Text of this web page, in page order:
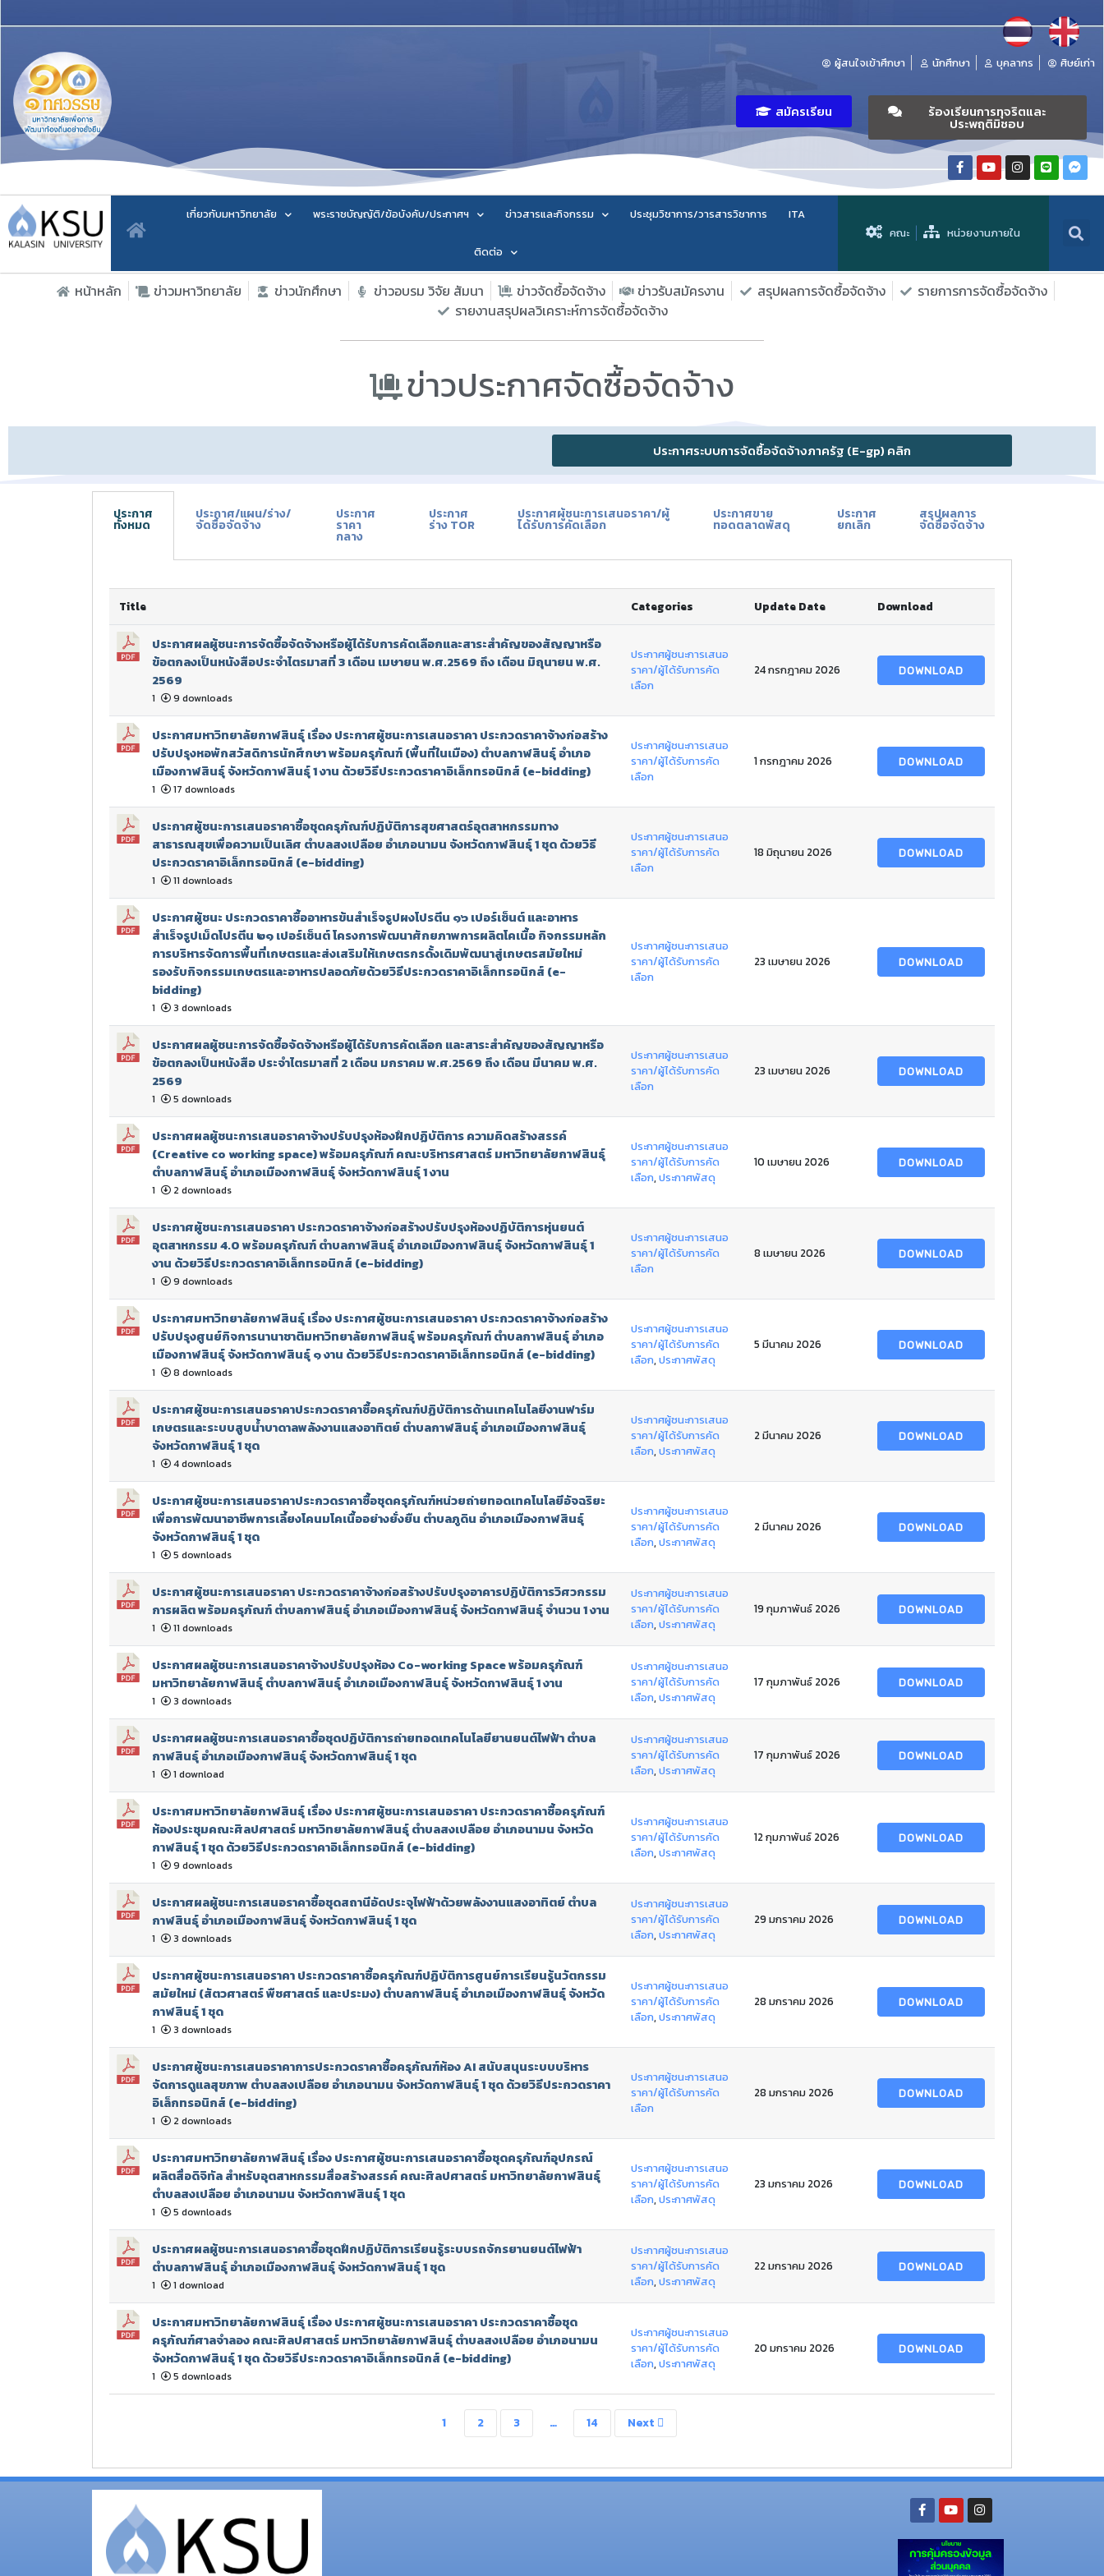
ผู้สนใจเข้าศึกษา นักศึกษา บุคลากร ศิษย์เก่า
สมัครเรียน ร้องเรียนการทุจริตและ
ประพฤติมิชอบ
เกี่ยวกับมหาวิทยาลัย พระราชบัญญัติ/ข้อบังคับ/ประกาศฯ ข่าวสารและกิจกรรม ประชุมวิชาการ/วารสารวิชาการ ITA
ติดต่อ
คณะ หน่วยงานภายใน
หน้าหลัก ข่าวมหาวิทยาลัย ข่าวนักศึกษา ข่าวอบรม วิจัย สัมนา ข่าวจัดซื้อจัดจ้าง ข่าวรับสมัครงาน สรุปผลการจัดซื้อจัดจ้าง
รายการการจัดซื้อจัดจ้าง
รายงานสรุปผลวิเคราะห์การจัดซื้อจัดจ้าง
ข่าวประกาศจัดซื้อจัดจ้าง​
ประกาศระบบการจัดซื้อจัดจ้างภาครัฐ (E-gp) คลิก
ประกาศ
ทั้งหมด
ประกาศ/แผน/ร่าง/
จัดซื้อจัดจ้าง
ประกาศ
ราคา
กลาง
ประกาศ
ร่าง TOR
ประกาศผู้ชนะการเสนอราคา/ผู้
ได้รับการคัดเลือก
ประกาศขาย
ทอดตลาดพัสดุ
ประกาศ
ยกเลิก
สรุปผลการ
จัดซื้อจัดจ้าง
Title Categories Update Date Download
ประกาศผลผู้ชนะการจัดซื้อจัดจ้างหรือผู้ได้รับการคัดเลือกและสาระสำคัญของสัญญาหรือ
ข้อตกลงเป็นหนังสือประจำไตรมาสที่ 3 เดือน เมษายน พ.ศ.2569 ถึง เดือน มิถุนายน พ.ศ.
2569
1 9 downloads
ประกาศผู้ชนะการเสนอ
ราคา/ผู้ได้รับการคัด
เลือก
24 กรกฎาคม 2026 DOWNLOAD
ประกาศมหาวิทยาลัยกาฬสินธุ์ เรื่อง ประกาศผู้ชนะการเสนอราคา ประกวดราคาจ้างก่อสร้าง
ปรับปรุงหอพักสวัสดิการนักศึกษา พร้อมครุภัณฑ์ (พื้นที่ในเมือง) ตำบลกาฬสินธุ์ อำเภอ
เมืองกาฬสินธุ์ จังหวัดกาฬสินธุ์ 1 งาน ด้วยวิธีประกวดราคาอิเล็กทรอนิกส์ (e-bidding)
1 17 downloads
ประกาศผู้ชนะการเสนอ
ราคา/ผู้ได้รับการคัด
เลือก
1 กรกฎาคม 2026 DOWNLOAD
ประกาศผู้ชนะการเสนอราคาซื้อชุดครุภัณฑ์ปฏิบัติการสุขศาสตร์อุตสาหกรรมทาง
สาธารณสุขเพื่อความเป็นเลิศ ตำบลสงเปลือย อำเภอนามน จังหวัดกาฬสินธุ์ 1 ชุด ด้วยวิธี
ประกวดราคาอิเล็กทรอนิกส์ (e-bidding)
1 11 downloads
ประกาศผู้ชนะการเสนอ
ราคา/ผู้ได้รับการคัด
เลือก
18 มิถุนายน 2026 DOWNLOAD
ประกาศผู้ชนะ ประกวดราคาซื้ออาหารข้นสำเร็จรูปผงโปรตีน ๑๖ เปอร์เซ็นต์ และอาหาร
สำเร็จรูปเม็ดโปรตีน ๒๑ เปอร์เซ็นต์ โครงการพัฒนาศักยภาพการผลิตโคเนื้อ กิจกรรมหลัก
การบริหารจัดการพื้นที่เกษตรและส่งเสริมให้เกษตรกรดั้งเดิมพัฒนาสู่เกษตรสมัยใหม่
รองรับกิจกรรมเกษตรและอาหารปลอดภัยด้วยวิธีประกวดราคาอิเล็กทรอนิกส์ (e-
bidding)
1 3 downloads
ประกาศผู้ชนะการเสนอ
ราคา/ผู้ได้รับการคัด
เลือก
23 เมษายน 2026 DOWNLOAD
ประกาศผลผู้ชนะการจัดซื้อจัดจ้างหรือผู้ได้รับการคัดเลือก และสาระสำคัญของสัญญาหรือ
ข้อตกลงเป็นหนังสือ ประจำไตรมาสที่ 2 เดือน มกราคม พ.ศ.2569 ถึง เดือน มีนาคม พ.ศ.
2569
1 5 downloads
ประกาศผู้ชนะการเสนอ
ราคา/ผู้ได้รับการคัด
เลือก
23 เมษายน 2026 DOWNLOAD
ประกาศผลผู้ชนะการเสนอราคาจ้างปรับปรุงห้องฝึกปฏิบัติการ ความคิดสร้างสรรค์
(Creative co working space) พร้อมครุภัณฑ์ คณะบริหารศาสตร์ มหาวิทยาลัยกาฬสินธุ์
ตำบลกาฬสินธุ์ อำเภอเมืองกาฬสินธุ์ จังหวัดกาฬสินธุ์ 1 งาน
1 2 downloads
ประกาศผู้ชนะการเสนอ
ราคา/ผู้ได้รับการคัด
เลือก,ประกาศพัสดุ
10 เมษายน 2026 DOWNLOAD
ประกาศผู้ชนะการเสนอราคา ประกวดราคาจ้างก่อสร้างปรับปรุงห้องปฏิบัติการหุ่นยนต์
อุตสาหกรรม 4.0 พร้อมครุภัณฑ์ ตำบลกาฬสินธุ์ อำเภอเมืองกาฬสินธุ์ จังหวัดกาฬสินธุ์ 1
งาน ด้วยวิธีประกวดราคาอิเล็กทรอนิกส์ (e-bidding)
1 9 downloads
ประกาศผู้ชนะการเสนอ
ราคา/ผู้ได้รับการคัด
เลือก
8 เมษายน 2026 DOWNLOAD
ประกาศมหาวิทยาลัยกาฬสินธุ์ เรื่อง ประกาศผู้ชนะการเสนอราคา ประกวดราคาจ้างก่อสร้าง
ปรับปรุงศูนย์กิจการนานาชาติมหาวิทยาลัยกาฬสินธุ์ พร้อมครุภัณฑ์ ตำบลกาฬสินธุ์ อำเภอ
เมืองกาฬสินธุ์ จังหวัดกาฬสินธุ์ ๑ งาน ด้วยวิธีประกวดราคาอิเล็กทรอนิกส์ (e-bidding)
1 8 downloads
ประกาศผู้ชนะการเสนอ
ราคา/ผู้ได้รับการคัด
เลือก,ประกาศพัสดุ
5 มีนาคม 2026 DOWNLOAD
ประกาศผู้ชนะการเสนอราคาประกวดราคาซื้อครุภัณฑ์ปฏิบัติการด้านเทคโนโลยีงานฟาร์ม
เกษตรและระบบสูบน้ำบาดาลพลังงานแสงอาทิตย์ ตำบลกาฬสินธุ์ อำเภอเมืองกาฬสินธุ์
จังหวัดกาฬสินธุ์ 1 ชุด
1 4 downloads
ประกาศผู้ชนะการเสนอ
ราคา/ผู้ได้รับการคัด
เลือก,ประกาศพัสดุ
2 มีนาคม 2026 DOWNLOAD
ประกาศผู้ชนะการเสนอราคาประกวดราคาซื้อชุดครุภัณฑ์หน่วยถ่ายทอดเทคโนโลยีอัจฉริยะ
เพื่อการพัฒนาอาชีพการเลี้ยงโคนมโคเนื้ออย่างยั่งยืน ตำบลภูดิน อำเภอเมืองกาฬสินธุ์
จังหวัดกาฬสินธุ์ 1 ชุด
1 5 downloads
ประกาศผู้ชนะการเสนอ
ราคา/ผู้ได้รับการคัด
เลือก,ประกาศพัสดุ
2 มีนาคม 2026 DOWNLOAD
ประกาศผู้ชนะการเสนอราคา ประกวดราคาจ้างก่อสร้างปรับปรุงอาคารปฏิบัติการวิศวกรรม
การผลิต พร้อมครุภัณฑ์ ตำบลกาฬสินธุ์ อำเภอเมืองกาฬสินธุ์ จังหวัดกาฬสินธุ์ จำนวน 1 งาน
1 11 downloads
ประกาศผู้ชนะการเสนอ
ราคา/ผู้ได้รับการคัด
เลือก,ประกาศพัสดุ
19 กุมภาพันธ์ 2026 DOWNLOAD
ประกาศผลผู้ชนะการเสนอราคาจ้างปรับปรุงห้อง Co-working Space พร้อมครุภัณฑ์
มหาวิทยาลัยกาฬสินธุ์ ตำบลกาฬสินธุ์ อำเภอเมืองกาฬสินธุ์ จังหวัดกาฬสินธุ์ 1 งาน
1 3 downloads
ประกาศผู้ชนะการเสนอ
ราคา/ผู้ได้รับการคัด
เลือก,ประกาศพัสดุ
17 กุมภาพันธ์ 2026 DOWNLOAD
ประกาศผลผู้ชนะการเสนอราคาซื้อชุดปฏิบัติการถ่ายทอดเทคโนโลยียานยนต์ไฟฟ้า ตำบล
กาฬสินธุ์ อำเภอเมืองกาฬสินธุ์ จังหวัดกาฬสินธุ์ 1 ชุด
1 1 download
ประกาศผู้ชนะการเสนอ
ราคา/ผู้ได้รับการคัด
เลือก,ประกาศพัสดุ
17 กุมภาพันธ์ 2026 DOWNLOAD
ประกาศมหาวิทยาลัยกาฬสินธุ์ เรื่อง ประกาศผู้ชนะการเสนอราคา ประกวดราคาซื้อครุภัณฑ์
ห้องประชุมคณะศิลปศาสตร์ มหาวิทยาลัยกาฬสินธุ์ ตำบลสงเปลือย อำเภอนามน จังหวัด
กาฬสินธุ์ 1 ชุด ด้วยวิธีประกวดราคาอิเล็กทรอนิกส์ (e-bidding)
1 9 downloads
ประกาศผู้ชนะการเสนอ
ราคา/ผู้ได้รับการคัด
เลือก,ประกาศพัสดุ
12 กุมภาพันธ์ 2026 DOWNLOAD
ประกาศผลผู้ชนะการเสนอราคาซื้อชุดสถานีอัดประจุไฟฟ้าด้วยพลังงานแสงอาทิตย์ ตำบล
กาฬสินธุ์ อำเภอเมืองกาฬสินธุ์ จังหวัดกาฬสินธุ์ 1 ชุด
1 3 downloads
ประกาศผู้ชนะการเสนอ
ราคา/ผู้ได้รับการคัด
เลือก,ประกาศพัสดุ
29 มกราคม 2026 DOWNLOAD
ประกาศผู้ชนะการเสนอราคา ประกวดราคาซื้อครุภัณฑ์ปฏิบัติการศูนย์การเรียนรู้นวัตกรรม
สมัยใหม่ (สัตวศาสตร์ พืชศาสตร์ และประมง) ตำบลกาฬสินธุ์ อำเภอเมืองกาฬสินธุ์ จังหวัด
กาฬสินธุ์ 1 ชุด
1 3 downloads
ประกาศผู้ชนะการเสนอ
ราคา/ผู้ได้รับการคัด
เลือก,ประกาศพัสดุ
28 มกราคม 2026 DOWNLOAD
ประกาศผู้ชนะการเสนอราคาการประกวดราคาซื้อครุภัณฑ์ห้อง AI สนับสนุนระบบบริหาร
จัดการดูแลสุขภาพ ตำบลสงเปลือย อำเภอนามน จังหวัดกาฬสินธุ์ 1 ชุด ด้วยวิธีประกวดราคา
อิเล็กทรอนิกส์ (e-bidding)
1 2 downloads
ประกาศผู้ชนะการเสนอ
ราคา/ผู้ได้รับการคัด
เลือก
28 มกราคม 2026 DOWNLOAD
ประกาศมหาวิทยาลัยกาฬสินธุ์ เรื่อง ประกาศผู้ชนะการเสนอราคาซื้อชุดครุภัณฑ์อุปกรณ์
ผลิตสื่อดิจิทัล สำหรับอุตสาหกรรมสื่อสร้างสรรค์ คณะศิลปศาสตร์ มหาวิทยาลัยกาฬสินธุ์
ตำบลสงเปลือย อำเภอนามน จังหวัดกาฬสินธุ์ 1 ชุด
1 5 downloads
ประกาศผู้ชนะการเสนอ
ราคา/ผู้ได้รับการคัด
เลือก,ประกาศพัสดุ
23 มกราคม 2026 DOWNLOAD
ประกาศผลผู้ชนะการเสนอราคาซื้อชุดฝึกปฏิบัติการเรียนรู้ระบบรถจักรยานยนต์ไฟฟ้า
ตำบลกาฬสินธุ์ อำเภอเมืองกาฬสินธุ์ จังหวัดกาฬสินธุ์ 1 ชุด
1 1 download
ประกาศผู้ชนะการเสนอ
ราคา/ผู้ได้รับการคัด
เลือก,ประกาศพัสดุ
22 มกราคม 2026 DOWNLOAD
ประกาศมหาวิทยาลัยกาฬสินธุ์ เรื่อง ประกาศผู้ชนะการเสนอราคา ประกวดราคาซื้อชุด
ครุภัณฑ์ศาลจำลอง คณะศิลปศาสตร์ มหาวิทยาลัยกาฬสินธุ์ ตำบลสงเปลือย อำเภอนามน
จังหวัดกาฬสินธุ์ 1 ชุด ด้วยวิธีประกวดราคาอิเล็กทรอนิกส์ (e-bidding)
1 5 downloads
ประกาศผู้ชนะการเสนอ
ราคา/ผู้ได้รับการคัด
เลือก,ประกาศพัสดุ
20 มกราคม 2026 DOWNLOAD
1 2 3 … 14 Next